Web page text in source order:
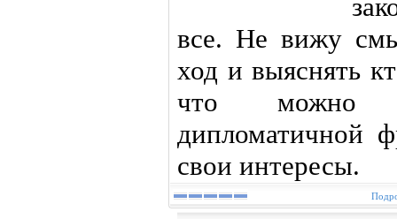
все. Не вижу
ход и выяснять
что можно
дипломатичной
свои интересы.